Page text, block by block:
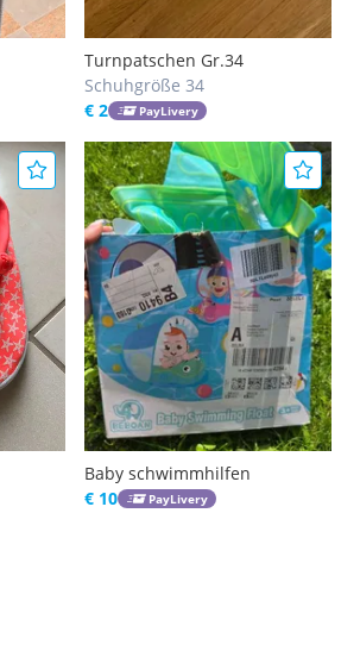
Turnpatschen Gr.34
Schuhgröße 34
€ 2
PayLivery
Baby schwimmhilfen
€ 10
PayLivery